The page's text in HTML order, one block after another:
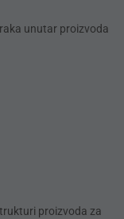
unutar proizvoda
proizvoda za